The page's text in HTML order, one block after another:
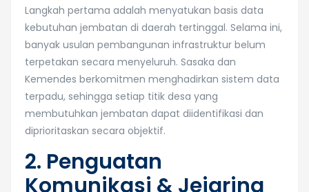
Langkah pertama adalah menyatukan basis data
kebutuhan jembatan di daerah tertinggal. Selama ini,
banyak usulan pembangunan infrastruktur belum
terpetakan secara menyeluruh. Sasaka dan
Kemendes berkomitmen menghadirkan sistem data
terpadu, sehingga setiap titik desa yang
membutuhkan jembatan dapat diidentifikasi dan
diprioritaskan secara objektif.
2. Penguatan
Komunikasi & Jejaring